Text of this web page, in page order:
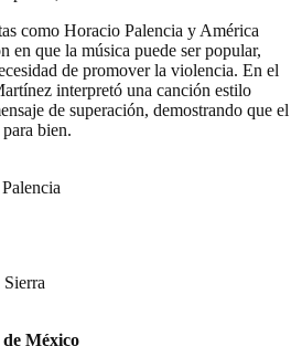
como Horacio Palencia y América
en que la música puede ser popular,
de promover la violencia. En el
interpretó una canción estilo
de superación, demostrando que el
bien.
México